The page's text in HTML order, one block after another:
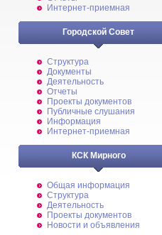
Интернет-приемная
Городской Совет
Структура
Документы
Деятельность
Отчеты
Проекты документов
Публичные слушания
Информация
Интернет-приемная
КСК Мирного
Общая информация
Структура
Деятельность
Проекты документов
Новости и объявления